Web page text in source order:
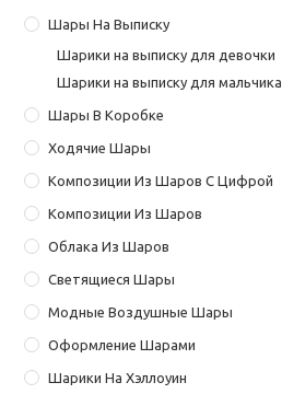
Шары На Выписку
Шарики на выписку для девочки
Шарики на выписку для мальчика
Шары В Коробке
Ходячие Шары
Композиции Из Шаров С Цифрой
Композиции Из Шаров
Облака Из Шаров
Светящиеся Шары
Модные Воздушные Шары
Оформление Шарами
Шарики На Хэллоуин